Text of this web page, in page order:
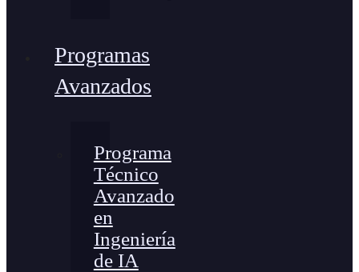
Programas
Avanzados
Programa
Técnico
Avanzado
en
Ingeniería
de IA